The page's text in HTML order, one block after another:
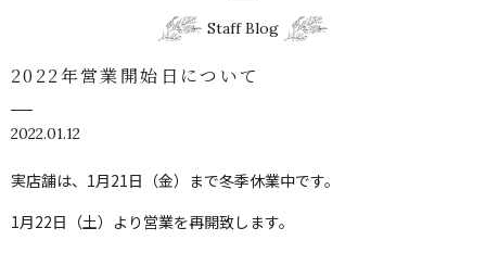
Staff Blog
2022年営業開始日について
2022.01.12
実店舗は、1月21日（金）まで冬季休業中です。
1月22日（土）より営業を再開致します。